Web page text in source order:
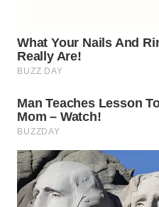
NEWS
WAHANA
ADVOKAT
WAHANA
INFRASTRUKTUR